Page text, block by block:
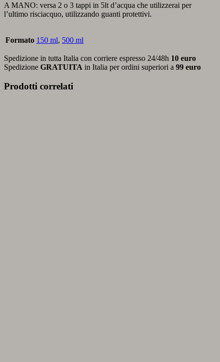
A MANO: versa 2 o 3 tappi in 5lt d’acqua che utilizzerai per
l’ultimo risciacquo, utilizzando guanti protettivi.
Formato 150 ml, 500 ml
Spedizione in tutta Italia con corriere espresso 24/48h 10 euro
Spedizione GRATUITA in Italia per ordini superiori a 99 euro
Prodotti correlati